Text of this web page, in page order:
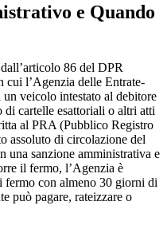
e Quando
86 del DPR
cui l’Agenzia delle Entrate-
veicolo intestato al debitore
di cartelle esattoriali o altri atti
al PRA (Pubblico Registro
assoluto di circolazione del
una sanzione amministrativa e
il fermo, l’Agenzia è
fermo con almeno 30 giorni di
può pagare, rateizzare o